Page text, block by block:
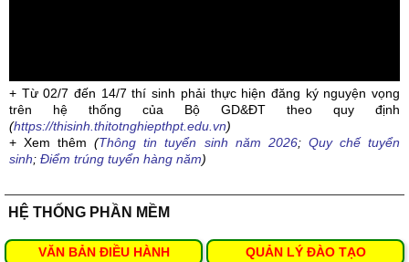
+ Từ 02/7 đến 14/7 thí sinh phải thực hiện đăng ký nguyện vọng
trên hệ thống của Bộ GD&ĐT theo quy định
(https://thisinh.thitotnghiepthpt.edu.vn)
+ Xem thêm(Thông tin tuyển sinh năm 2026; Quy chế tuyển
sinh; Điểm trúng tuyển hàng năm)
HỆ THỐNG PHẦN MỀM
VĂN BẢN ĐIỀU HÀNH QUẢN LÝ ĐÀO TẠO